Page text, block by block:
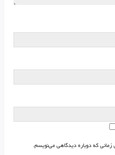
زمانی که دوباره دیدگاهی می‌نویسم.